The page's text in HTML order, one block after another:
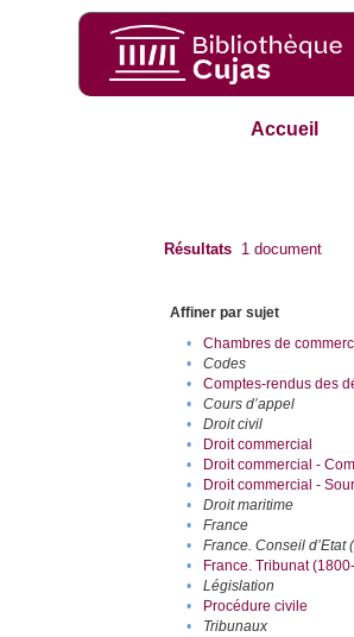
Accueil
Résultats 1 document
Affiner par sujet
•
Chambres de
•
Codes
•
Comptes-rendus des
•
Cours d’appel
•
Droit civil
•
Droit commercial
•
Droit commercial -
•
Droit commercial -
•
Droit maritime
•
France
•
France. Conseil d’Etat
•
France. Tribunat
•
Législation
•
Procédure civile
•
Tribunaux